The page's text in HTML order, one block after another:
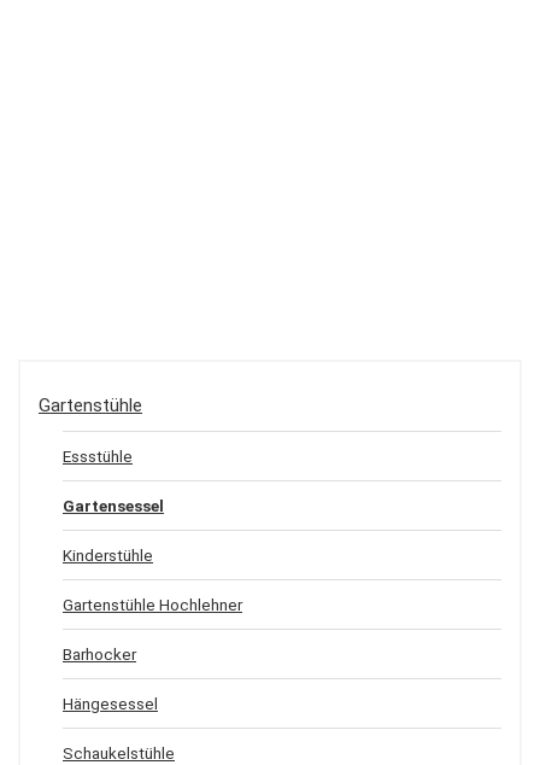
Gartenstühle
Essstühle
Gartensessel
Kinderstühle
Gartenstühle Hochlehner
Barhocker
Hängesessel
Schaukelstühle